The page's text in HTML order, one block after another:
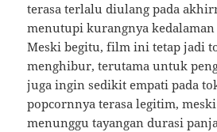
terasa terlalu diulang pada
menutupi kurangnya kedalaman
Meski begitu, film ini tetap jadi
menghibur, terutama untuk
juga ingin sedikit empati pada
popcornnya terasa legitim,
menunggu tayangan durasi